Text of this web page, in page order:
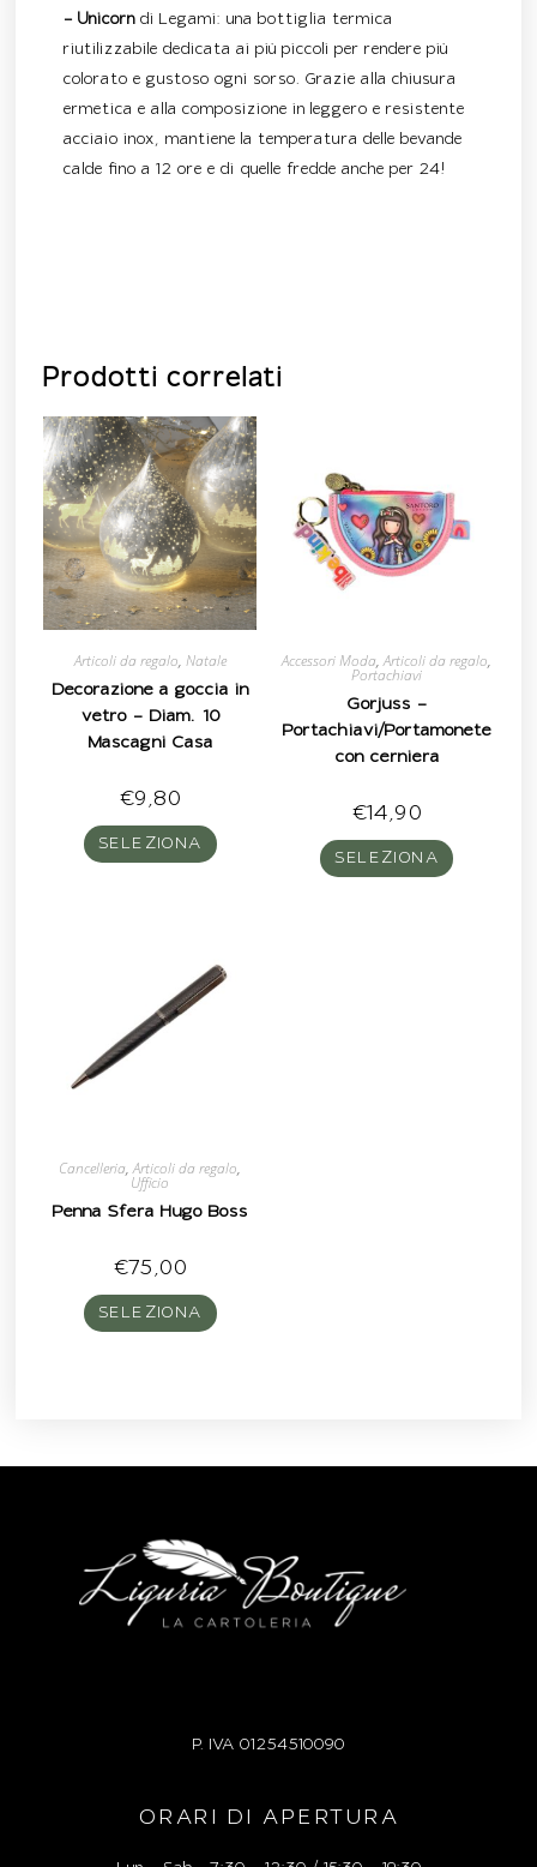
– Unicorndi Legami: una bottiglia termica
riutilizzabile dedicata ai più piccoli per rendere più
colorato e gustoso ogni sorso. Grazie alla chiusura
ermetica e alla composizione in leggero e resistente
acciaio inox, mantiene la temperatura delle bevande
calde fino a 12 ore e di quelle fredde anche per 24!
Prodotti correlati
Articoli da regalo, Natale
Decorazione a goccia in
vetro – Diam. 10
Mascagni Casa
€9,80
SELEZIONA
Accessori Moda,Articoli da regalo,
Portachiavi
Gorjuss –
Portachiavi/Portamonete
con cerniera
€14,90
SELEZIONA
Cancelleria,Articoli da regalo,
Ufficio
Penna Sfera Hugo Boss
€75,00
SELEZIONA
P. IVA 01254510090
ORARI DI APERTURA